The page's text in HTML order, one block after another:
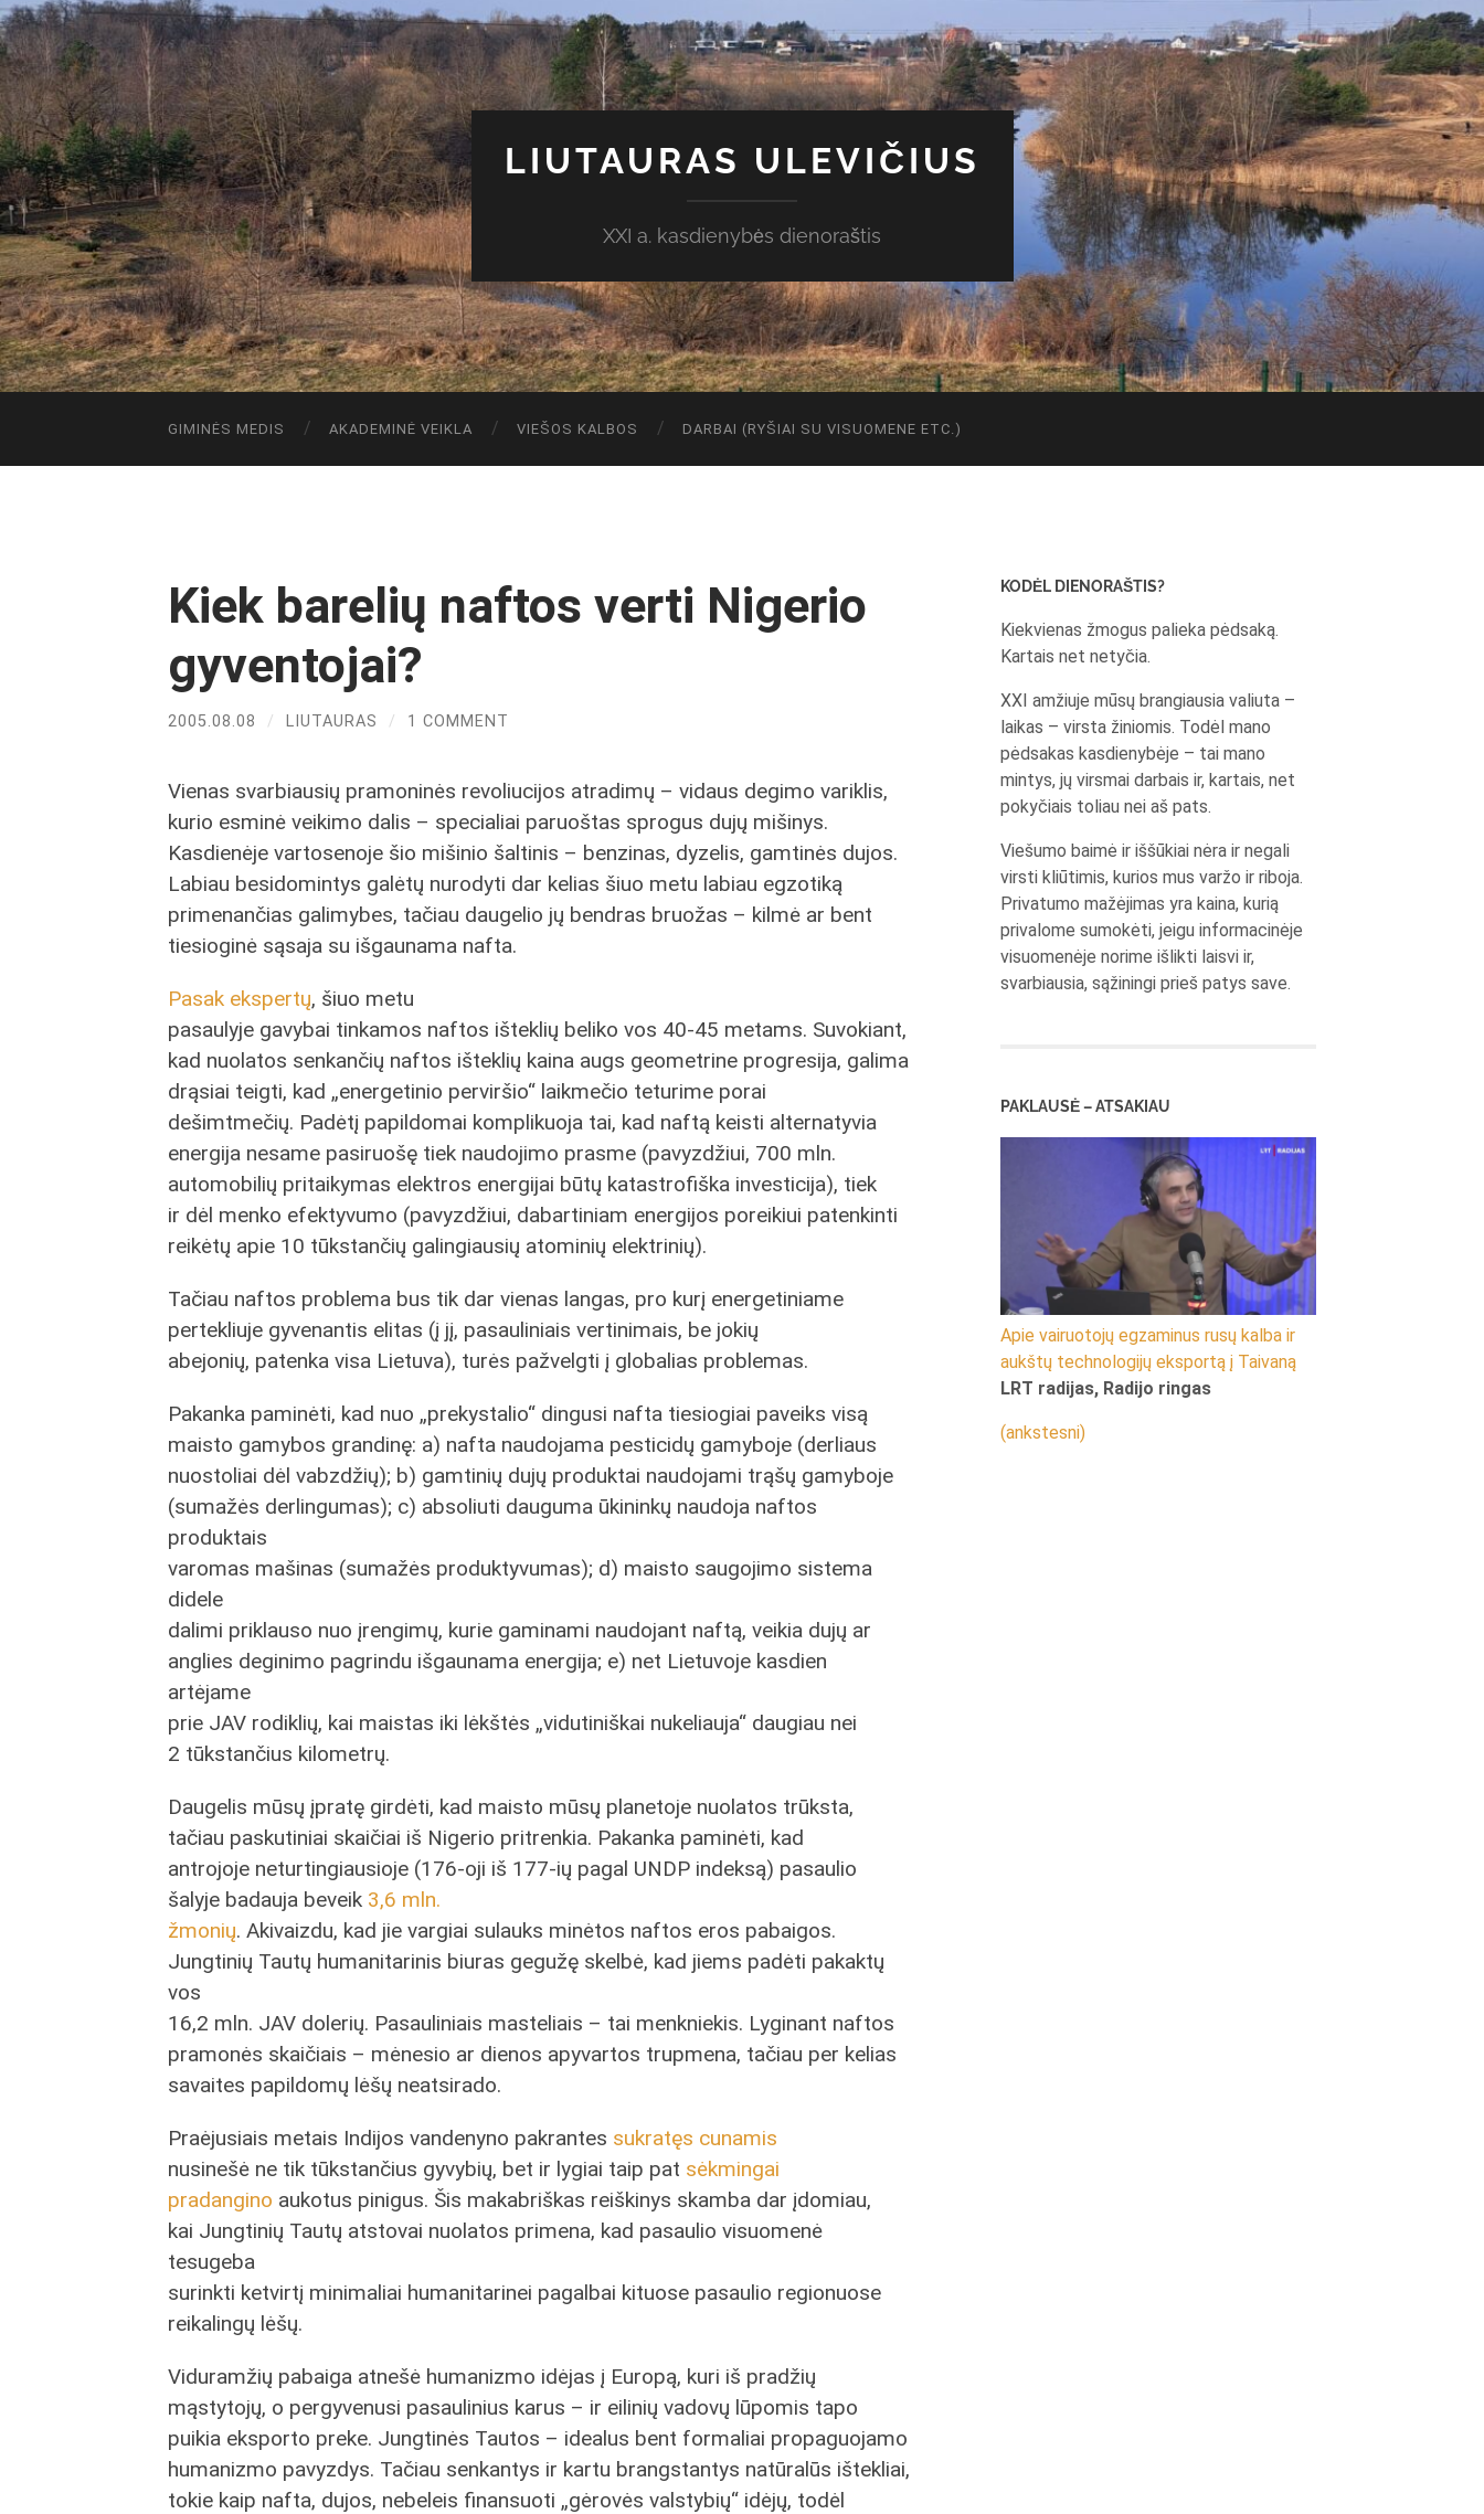
LIUTAURAS ULEVIČIUS
XXI a. kasdienybės dienoraštis
GIMINĖS MEDIS AKADEMINĖ VEIKLA VIEŠOS KALBOS DARBAI (RYŠIAI SU VISUOMENE ETC.)
Kiek barelių naftos verti Nigerio
gyventojai?
2005.08.08 / LIUTAURAS / 1 COMMENT
Vienas svarbiausių pramoninės revoliucijos atradimų – vidaus degimo variklis,
kurio esminė veikimo dalis – specialiai paruoštas sprogus dujų mišinys.
Kasdienėje vartosenoje šio mišinio šaltinis – benzinas, dyzelis, gamtinės dujos.
Labiau besidomintys galėtų nurodyti dar kelias šiuo metu labiau egzotiką
primenančias galimybes, tačiau daugelio jų bendras bruožas – kilmė ar bent
tiesioginė sąsaja su išgaunama nafta.
Pasak ekspertų, šiuo metu
pasaulyje gavybai tinkamos naftos išteklių beliko vos 40-45 metams. Suvokiant,
kad nuolatos senkančių naftos išteklių kaina augs geometrine progresija, galima
drąsiai teigti, kad „energetinio perviršio“ laikmečio teturime porai
dešimtmečių. Padėtį papildomai komplikuoja tai, kad naftą keisti alternatyvia
energija nesame pasiruošę tiek naudojimo prasme (pavyzdžiui, 700 mln.
automobilių pritaikymas elektros energijai būtų katastrofiška investicija), tiek
ir dėl menko efektyvumo (pavyzdžiui, dabartiniam energijos poreikiui patenkinti
reikėtų apie 10 tūkstančių galingiausių atominių elektrinių).
Tačiau naftos problema bus tik dar vienas langas, pro kurį energetiniame
pertekliuje gyvenantis elitas (į jį, pasauliniais vertinimais, be jokių
abejonių, patenka visa Lietuva), turės pažvelgti į globalias problemas.
Pakanka paminėti, kad nuo „prekystalio“ dingusi nafta tiesiogiai paveiks visą
maisto gamybos grandinę: a) nafta naudojama pesticidų gamyboje (derliaus
nuostoliai dėl vabzdžių); b) gamtinių dujų produktai naudojami trąšų gamyboje
(sumažės derlingumas); c) absoliuti dauguma ūkininkų naudoja naftos
produktais
varomas mašinas (sumažės produktyvumas); d) maisto saugojimo sistema
didele
dalimi priklauso nuo įrengimų, kurie gaminami naudojant naftą, veikia dujų ar
anglies deginimo pagrindu išgaunama energija; e) net Lietuvoje kasdien
artėjame
prie JAV rodiklių, kai maistas iki lėkštės „vidutiniškai nukeliauja“ daugiau nei
2 tūkstančius kilometrų.
Daugelis mūsų įpratę girdėti, kad maisto mūsų planetoje nuolatos trūksta,
tačiau paskutiniai skaičiai iš Nigerio pritrenkia. Pakanka paminėti, kad
antrojoje neturtingiausioje (176-oji iš 177-ių pagal UNDP indeksą) pasaulio
šalyje badauja beveik 3,6 mln.
žmonių. Akivaizdu, kad jie vargiai sulauks minėtos naftos eros pabaigos.
Jungtinių Tautų humanitarinis biuras gegužę skelbė, kad jiems padėti pakaktų
vos
16,2 mln. JAV dolerių. Pasauliniais masteliais – tai menkniekis. Lyginant naftos
pramonės skaičiais – mėnesio ar dienos apyvartos trupmena, tačiau per kelias
savaites papildomų lėšų neatsirado.
Praėjusiais metais Indijos vandenyno pakrantes sukratęs cunamis
nusinešė ne tik tūkstančius gyvybių, bet ir lygiai taip pat sėkmingai
pradangino aukotus pinigus. Šis makabriškas reiškinys skamba dar įdomiau,
kai Jungtinių Tautų atstovai nuolatos primena, kad pasaulio visuomenė
tesugeba
surinkti ketvirtį minimaliai humanitarinei pagalbai kituose pasaulio regionuose
reikalingų lėšų.
Viduramžių pabaiga atnešė humanizmo idėjas į Europą, kuri iš pradžių
mąstytojų, o pergyvenusi pasaulinius karus – ir eilinių vadovų lūpomis tapo
puikia eksporto preke. Jungtinės Tautos – idealus bent formaliai propaguojamo
humanizmo pavyzdys. Tačiau senkantys ir kartu brangstantys natūralūs ištekliai,
tokie kaip nafta, dujos, nebeleis finansuoti „gėrovės valstybių“ idėjų, todėl
KODĖL DIENORAŠTIS?
Kiekvienas žmogus palieka pėdsaką.
Kartais net netyčia.
XXI amžiuje mūsų brangiausia valiuta –
laikas – virsta žiniomis. Todėl mano
pėdsakas kasdienybėje – tai mano
mintys, jų virsmai darbais ir, kartais, net
pokyčiais toliau nei aš pats.
Viešumo baimė ir iššūkiai nėra ir negali
virsti kliūtimis, kurios mus varžo ir riboja.
Privatumo mažėjimas yra kaina, kurią
privalome sumokėti, jeigu informacinėje
visuomenėje norime išlikti laisvi ir,
svarbiausia, sąžiningi prieš patys save.
PAKLAUSĖ – ATSAKIAU
Apie vairuotojų egzaminus rusų kalba ir
aukštų technologijų eksportą į Taivaną
LRT radijas, Radijo ringas
(ankstesni)